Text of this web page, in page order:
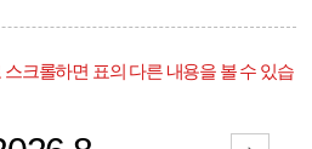
크롤하면 표의 다른 내용을 볼 수 있습